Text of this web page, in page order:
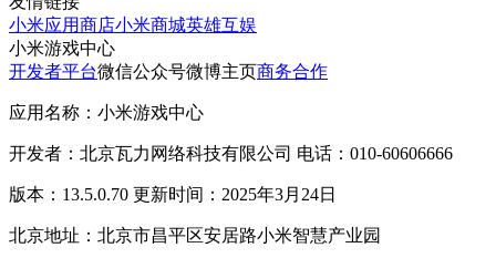
小米应用商店小米商城英雄互娱
小米游戏中心
开发者平台微信公众号微博主页商务合作
应用名称：小米游戏中心
开发者：北京瓦力网络科技有限公司 电话：010-60606666
版本：13.5.0.70 更新时间：2025年3月24日
北京地址：北京市昌平区安居路小米智慧产业园